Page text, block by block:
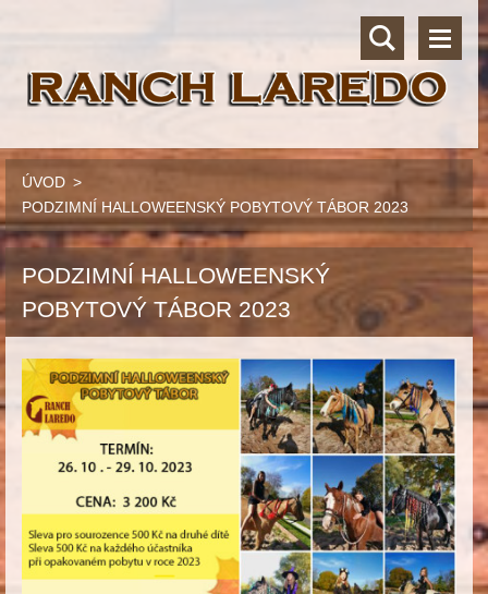
ÚVOD >
PODZIMNÍ HALLOWEENSKÝ POBYTOVÝ TÁBOR 2023
PODZIMNÍ HALLOWEENSKÝ
POBYTOVÝ TÁBOR 2023